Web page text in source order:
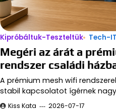
Kipróbáltuk-Teszteltük Tech-IT
Megéri az árát a
rendszer családi
A prémium mesh wifi
stabil kapcsolatot ígérnek
Kiss Kata 2026-07-17